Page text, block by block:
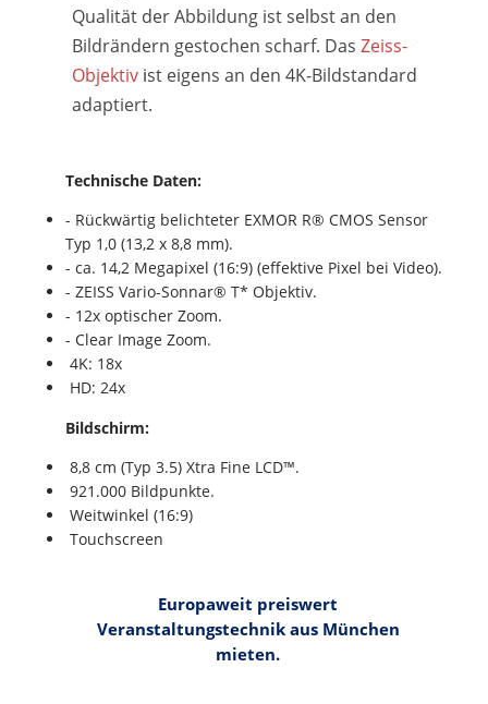
Qualität der Abbildung ist selbst an den
Bildrändern gestochen scharf. Das Zeiss-
Objektivist eigens an den 4K-Bildstandard
adaptiert.
Technische Daten:
- Rückwärtig belichteter EXMOR R® CMOS Sensor
Typ 1,0 (13,2 x 8,8 mm).
- ca. 14,2 Megapixel (16:9) (effektive Pixel bei Video).
- ZEISS Vario-Sonnar® T* Objektiv.
- 12x optischer Zoom.
- Clear Image Zoom.
4K: 18x
HD: 24x
Bildschirm:
8,8 cm (Typ 3.5) Xtra Fine LCD™.
921.000 Bildpunkte.
Weitwinkel (16:9)
Touchscreen
Europaweit preiswert
Veranstaltungstechnik aus München
mieten.